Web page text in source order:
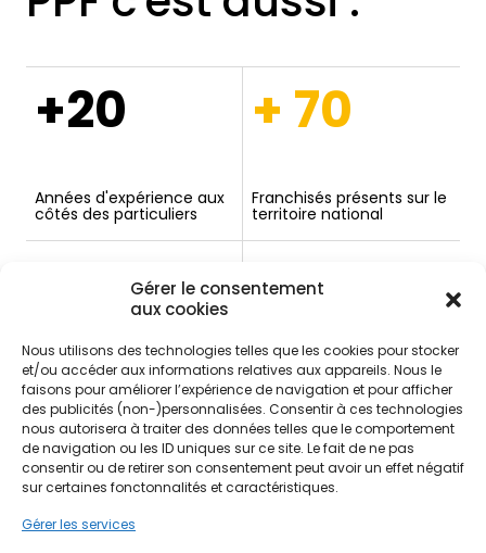
Gérer le consentement
aux cookies
Nous utilisons des technologies telles que les cookies pour stocker
et/ou accéder aux informations relatives aux appareils. Nous le
faisons pour améliorer l’expérience de navigation et pour afficher
des publicités (non-)personnalisées. Consentir à ces technologies
nous autorisera à traiter des données telles que le comportement
de navigation ou les ID uniques sur ce site. Le fait de ne pas
consentir ou de retirer son consentement peut avoir un effet négatif
sur certaines fonctonnalités et caractéristiques.
Gérer les services
+20
Années d'expérience aux
côtés des particuliers
+ 70
Franchisés présents sur le
territoire national
+ 1000
Conseillers en rénovation
(mandataires PPF)
IA
pour fournir une
estimation rapide de vos
aides*
*Montants théoriques selon
éligibilité.
9,4/10